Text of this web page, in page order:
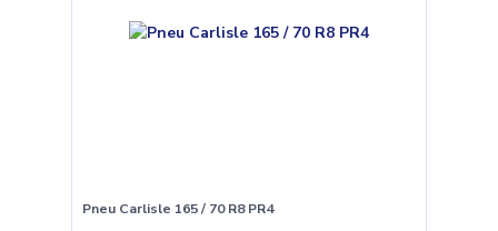
Pneu Carlisle 165 / 70 R8 PR4